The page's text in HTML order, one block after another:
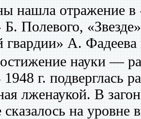
нашла отражение в
Б. Полевого,
А. Фадеева
науки —
г. подверглась
лженаукой. В
на уровне